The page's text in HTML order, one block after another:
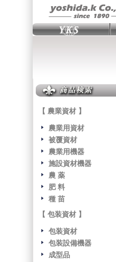
【 農業資材 】
農業用資材
被覆資材
農業用機器
施設資材機器
農 薬
肥 料
種 苗
【 包装資材 】
包装資材
包装設備機器
成型品